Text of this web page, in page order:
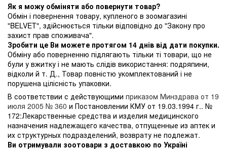
Як я можу обміняти або повернути товар?
Обмін і повернення товару, купленого в зоомагазині
"BELVET", здійснюється тільки відповідно до "Закону про
захист прав споживача".
Зробити це Ви можете протягом 14 днів від дати покупки.
Обміну або поверненню підлягають тільки ті товари, що не
були у вжитку і не мають слідів використання: подряпини,
відколи й т. Д., Товар повністю укомплектований і не
порушена цілісність упаковки.
В соответствии с действующими приказом Минздрава от 19
июля 2005 № 360 и Постановлении КМУ от 19.03.1994 г.. №
172:Лекарственные средства и изделия медицинского
назначения надлежащего качества, отпущенные из аптек и
их структурных подразделений, возврату не подлежат.
Ви отримували зоотовари з доставкою по Україні